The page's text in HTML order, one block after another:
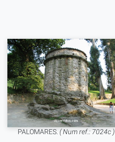
PALOMARES. ( Num ref.: 7024c )